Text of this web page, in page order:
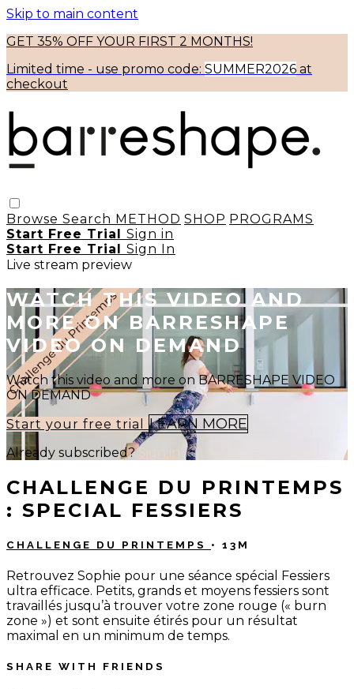
Skip to main content
GET 35% OFF YOUR FIRST 2 MONTHS!
Limited time - use promo code: SUMMER2026 at
checkout
Browse Search METHOD SHOP PROGRAMS
Start Free Trial Sign in
Start Free Trial Sign In
Live stream preview
WATCH THIS VIDEO AND
MORE ON BARRESHAPE
VIDEO ON DEMAND
Watch this video and more on BARRESHAPE VIDEO
ON DEMAND
Start your free trial LEARN MORE
Already subscribed?Sign in
CHALLENGE DU PRINTEMPS
: SPECIAL FESSIERS
CHALLENGE DU PRINTEMPS • 13M
Retrouvez Sophie pour une séance spécial Fessiers
ultra efficace. Petits, grands et moyens fessiers sont
travaillés jusqu’à trouver votre zone rouge (« burn
zone ») et sont ensuite étirés pour un résultat
maximal en un minimum de temps.
SHARE WITH FRIENDS